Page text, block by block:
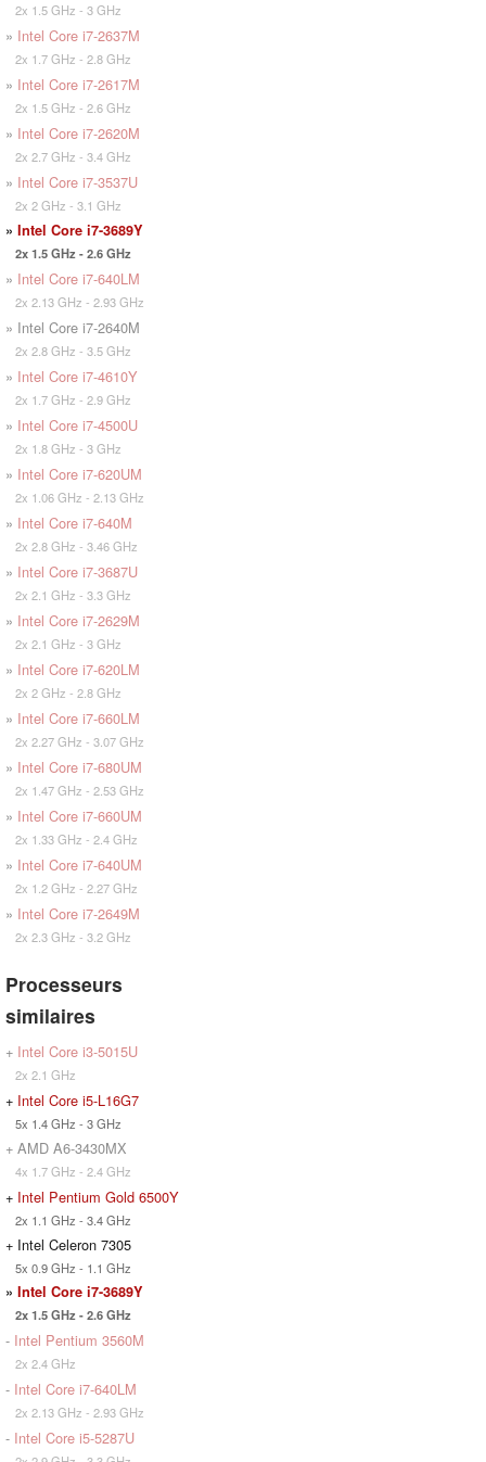
2x 1.5 GHz - 3 GHz
» Intel Core i7-2637M
2x 1.7 GHz - 2.8 GHz
» Intel Core i7-2617M
2x 1.5 GHz - 2.6 GHz
» Intel Core i7-2620M
2x 2.7 GHz - 3.4 GHz
» Intel Core i7-3537U
2x 2 GHz - 3.1 GHz
» Intel Core i7-3689Y
2x 1.5 GHz - 2.6 GHz
» Intel Core i7-640LM
2x 2.13 GHz - 2.93 GHz
» Intel Core i7-2640M
2x 2.8 GHz - 3.5 GHz
» Intel Core i7-4610Y
2x 1.7 GHz - 2.9 GHz
» Intel Core i7-4500U
2x 1.8 GHz - 3 GHz
» Intel Core i7-620UM
2x 1.06 GHz - 2.13 GHz
» Intel Core i7-640M
2x 2.8 GHz - 3.46 GHz
» Intel Core i7-3687U
2x 2.1 GHz - 3.3 GHz
» Intel Core i7-2629M
2x 2.1 GHz - 3 GHz
» Intel Core i7-620LM
2x 2 GHz - 2.8 GHz
» Intel Core i7-660LM
2x 2.27 GHz - 3.07 GHz
» Intel Core i7-680UM
2x 1.47 GHz - 2.53 GHz
» Intel Core i7-660UM
2x 1.33 GHz - 2.4 GHz
» Intel Core i7-640UM
2x 1.2 GHz - 2.27 GHz
» Intel Core i7-2649M
2x 2.3 GHz - 3.2 GHz
Processeurs
similaires
+ Intel Core i3-5015U
2x 2.1 GHz
+ Intel Core i5-L16G7
5x 1.4 GHz - 3 GHz
+ AMD A6-3430MX
4x 1.7 GHz - 2.4 GHz
+ Intel Pentium Gold 6500Y
2x 1.1 GHz - 3.4 GHz
+ Intel Celeron 7305
5x 0.9 GHz - 1.1 GHz
» Intel Core i7-3689Y
2x 1.5 GHz - 2.6 GHz
- Intel Pentium 3560M
2x 2.4 GHz
- Intel Core i7-640LM
2x 2.13 GHz - 2.93 GHz
- Intel Core i5-5287U